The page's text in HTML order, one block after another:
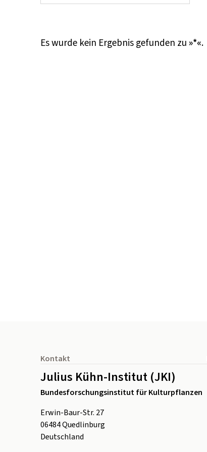
Es wurde kein Ergebnis gefunden zu»*«.
Kontakt
Julius Kühn-Institut (JKI)
Bundesforschungsinstitut für Kulturpflanzen
Erwin-Baur-Str. 27
06484Quedlinburg
Deutschland